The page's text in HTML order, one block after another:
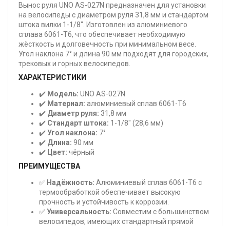
Вынос руля UNO AS-027N предназначен для установки
на велосипеды с диаметром руля 31,8 мм и стандартом
штока вилки 1-1/8". Изготовлен из алюминиевого
сплава 6061-T6, что обеспечивает необходимую
жёсткость и долговечность при минимальном весе.
Угол наклона 7° и длина 90 мм подходят для городских,
трековых и горных велосипедов.
ХАРАКТЕРИСТИКИ
✔️ Модель: UNO AS-027N
✔️ Материал: алюминиевый сплав 6061-T6
✔️ Диаметр руля: 31,8 мм
✔️ Стандарт штока: 1-1/8" (28,6 мм)
✔️Угол наклона: 7°
✔️ Длина: 90 мм
✔️ Цвет: чёрный
ПРЕИМУЩЕСТВА
✅ Надёжность: Алюминиевый сплав 6061-T6 с
термообработкой обеспечивает высокую
прочность и устойчивость к коррозии.
✅Универсальность: Совместим с большинством
велосипедов, имеющих стандартный прямой